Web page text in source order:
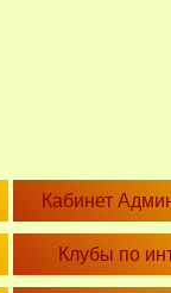
Кабинет
Клубы по